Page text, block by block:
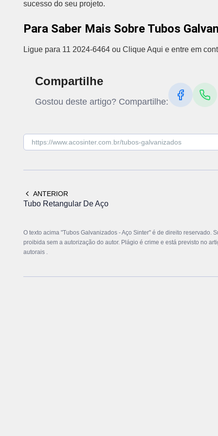
sucesso do seu projeto.
Para Saber Mais Sobre Tubos
Ligue para 11 2024-6464 ou Clique Aqui e entre em
Compartilhe
Gostou deste artigo? Compartilhe:
ANTERIOR
Tubo Retangular De Aço
O texto acima "Tubos Galvanizados - Aço Sinter" é de direito reservado.
proibida sem a autorização do autor. Plágio é crime e está previsto no
autorais .